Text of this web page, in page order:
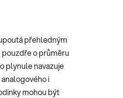
přehledným
o průměru
plynule navazuje
i
mohou být